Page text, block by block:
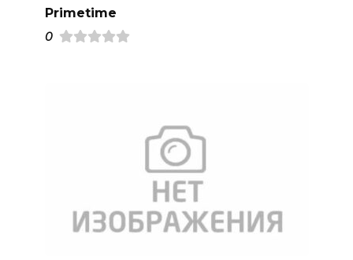
Primetime
0